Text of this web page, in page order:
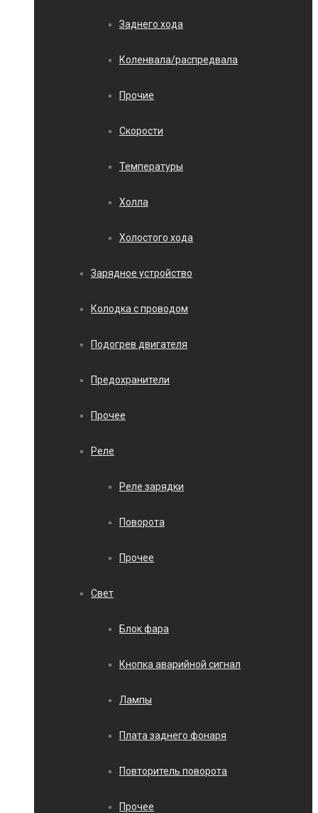
Заднего хода
Коленвала/распредвала
Прочие
Скорости
Температуры
Холла
Холостого хода
Зарядное устройство
Колодка с проводом
Подогрев двигателя
Предохранители
Прочее
Реле
Реле зарядки
Поворота
Прочее
Свет
Блок фара
Кнопка аварийной сигнал
Лампы
Плата заднего фонаря
Повторитель поворота
Прочее